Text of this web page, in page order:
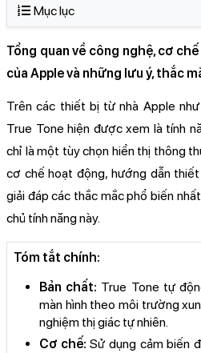
Mục lục
Tổng quan về công nghệ, cơ
của Apple và những lưu ý, thắc
Trên các thiết bị từ nhà Apple
True Tone hiện được xem là tính
chỉ là một tùy chọn hiển thị thông
cơ chế hoạt động, hướng dẫn
giải đáp các thắc mắc phổ biến
chủ tính năng này.
Tóm tắt chính:
Bản chất: True Tone tự
màn hình theo môi trường
nghiệm thị giác tự nhiên.
Cơ chế:Sử dụng cảm biến